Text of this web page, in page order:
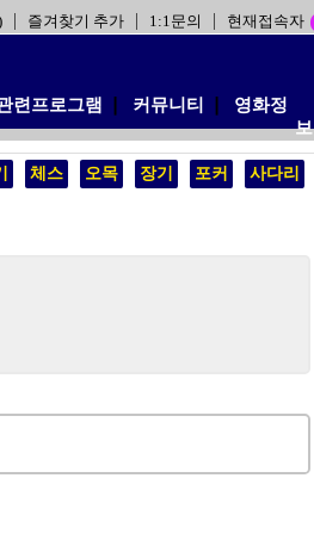
즐겨찾기 추가 1:1문의 현재접속자
련프로그램 커뮤니티
영화정
보
사다리
포커
장기
오목
체스